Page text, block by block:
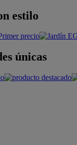
estilo
únicas